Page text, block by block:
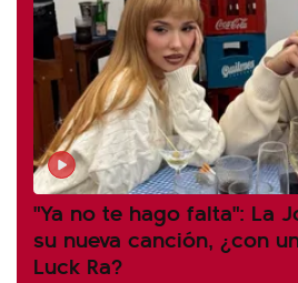
"Ya no te hago falta": La
su nueva canción, ¿con
Luck Ra?